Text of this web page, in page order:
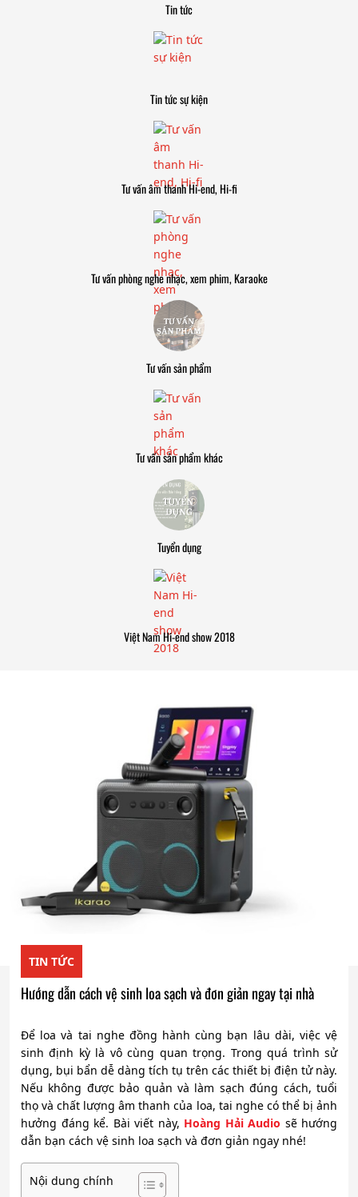
Tin tức
Tin tức sự kiện
Tư vấn âm thanh Hi-end, Hi-fi
Tư vấn phòng nghe nhạc, xem phim, Karaoke
Tư vấn sản phẩm
Tư vấn sản phẩm khác
Tuyển dụng
Việt Nam Hi-end show 2018
TIN TỨC
Hướng dẫn cách vệ sinh loa sạch và đơn giản ngay tại nhà
Để loa và tai nghe đồng hành cùng bạn lâu dài, việc vệ
sinh định kỳ là vô cùng quan trọng. Trong quá trình sử
dụng, bụi bẩn dễ dàng tích tụ trên các thiết bị điện tử này.
Nếu không được bảo quản và làm sạch đúng cách, tuổi
thọ và chất lượng âm thanh của loa, tai nghe có thể bị ảnh
hưởng đáng kể. Bài viết này, Hoàng Hải Audio sẽ hướng
dẫn bạn cách vệ sinh loa sạch và đơn giản ngay nhé!
Nội dung chính